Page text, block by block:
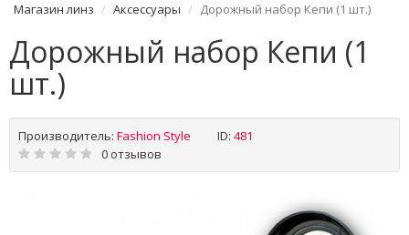
Магазин линз Аксессуары Дорожный набор Кепи (1 шт.)
Дорожный набор Кепи (1
шт.)
Производитель: Fashion Style ID: 481
0 отзывов